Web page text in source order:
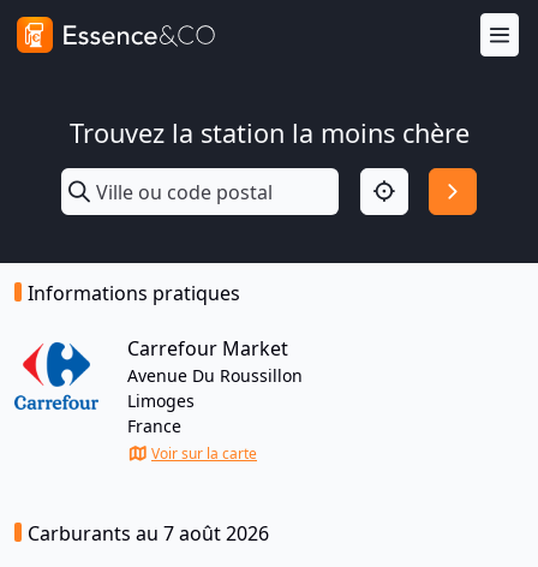
Trouvez la station la moins chère
Informations pratiques
Carrefour Market
Avenue Du Roussillon
Limoges
France
Voir sur la carte
Carburants au 7 août 2026